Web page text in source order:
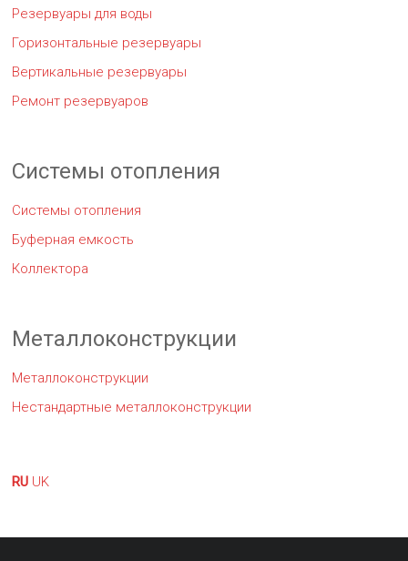
Резервуары для воды
Горизонтальные резервуары
Вертикальные резервуары
Ремонт резервуаров
Системы отопления
Системы отопления
Буферная емкость
Коллектора
Металлоконструкции
Металлоконструкции
Нестандартные металлоконструкции
RU UK